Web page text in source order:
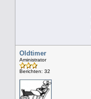
Oldtimer
Aministrator
Berichten: 32